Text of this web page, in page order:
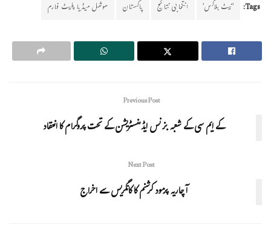
Tags: 'نیٹ بلاکس' انتخابی نتائج پاکستان سوشل میڈیا پلیٹ فارم
Previous Post
کے ایم سی کے شعبہ بزنس ایڈمنسٹریشن کے تحت پروگرام کا انعقاد
Next Post
آچاریہ پرمود کرشنم کا کانگریس سے اخراج